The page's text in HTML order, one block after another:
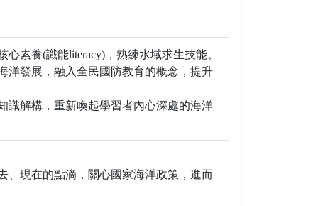
素養(識能literacy)，熟練水域求生技能。
洋發展，融入全民國防教育的概念，提升
識解構，重新喚起學習者內心深處的海洋
、現在的點滴，關心國家海洋政策，進而